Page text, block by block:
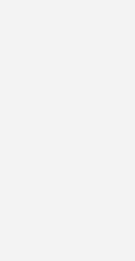
im Rahmen
statt. Die
Zeit für
sind: